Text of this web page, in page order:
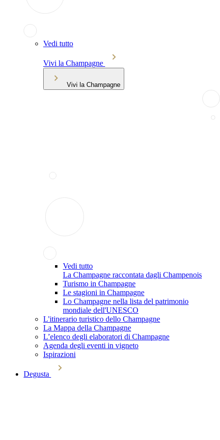
Vedi tutto
Vivi la Champagne
Vivi la Champagne
Vedi tutto
La Champagne raccontata dagli Champenois
Turismo in Champagne
Le stagioni in Champagne
Lo Champagne nella lista del patrimonio
mondiale dell'UNESCO
L'itinerario turistico dello Champagne
La Mappa della Champagne
L’elenco degli elaboratori di Champagne
Agenda degli eventi in vigneto
Ispirazioni
Degusta